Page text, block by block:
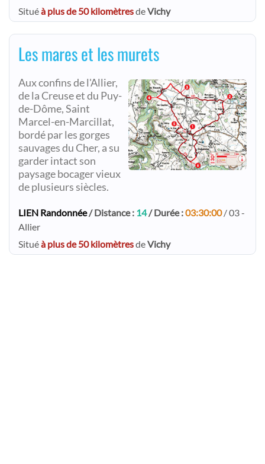
Situéà plus de 50 kilomètresdeVichy
Les mares et les murets
Aux confins de l'Allier,
de la Creuse et du Puy-
de-Dôme, Saint
Marcel-en-Marcillat,
bordé par les gorges
sauvages du Cher, a su
garder intact son
paysage bocager vieux
de plusieurs siècles.​
LIEN Randonnée/ Distance : 14/ Durée :03:30:00/ 03 -
Allier
Situéà plus de 50 kilomètresdeVichy